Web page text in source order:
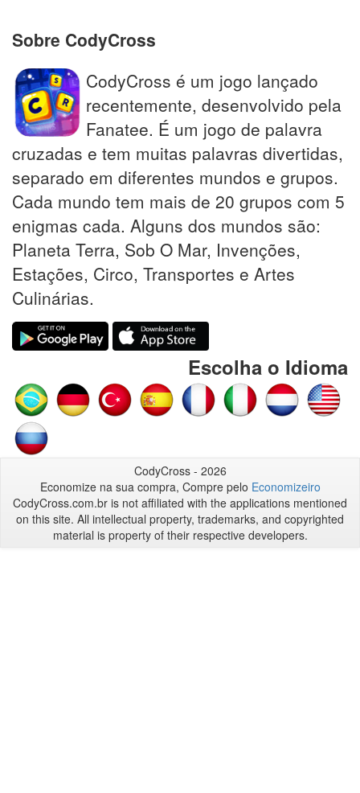
Sobre CodyCross
CodyCross é um jogo lançado
recentemente, desenvolvido pela
Fanatee. É um jogo de palavra
cruzadas e tem muitas palavras divertidas,
separado em diferentes mundos e grupos.
Cada mundo tem mais de 20 grupos com 5
enigmas cada. Alguns dos mundos são:
Planeta Terra, Sob O Mar, Invenções,
Estações, Circo, Transportes e Artes
Culinárias.
Escolha o Idioma
CodyCross - 2026
Economize na sua compra, Compre pelo Economizeiro
CodyCross.com.br is not affiliated with the applications mentioned
on this site. All intellectual property, trademarks, and copyrighted
material is property of their respective developers.